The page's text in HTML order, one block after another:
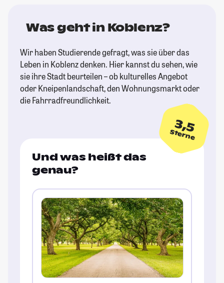
Was geht in Koblenz?
Wir haben Studierende gefragt, was sie über das
Leben in Koblenz denken. Hier kannst du sehen, wie
sie ihre Stadt beurteilen – ob kulturelles Angebot
oder Kneipenlandschaft, den Wohnungsmarkt oder
die Fahrradfreundlichkeit.
3,5
Sterne
Und was heißt das
genau?